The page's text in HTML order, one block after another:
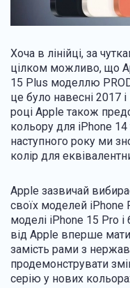
Хоча в лінійці, за
цілком можливо, що
15 Plus моделлю
це було навесні 2017
році Apple також
кольору для iPhone
наступного року ми
колір для
Apple зазвичай
своїх моделей iPhone
моделі iPhone 15 Pro
від Apple вперше
замість рами з
продемонструвати
серію у нових